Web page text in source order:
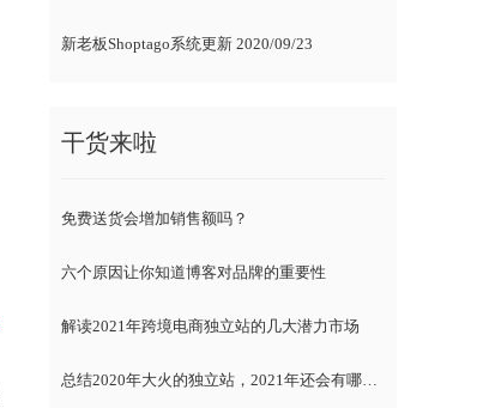
新老板Shoptago系统更新 2020/09/23
干货来啦
免费送货会增加销售额吗？
六个原因让你知道博客对品牌的重要性
解读2021年跨境电商独立站的几大潜力市场
总结2020年大火的独立站，2021年还会有哪些趋势？